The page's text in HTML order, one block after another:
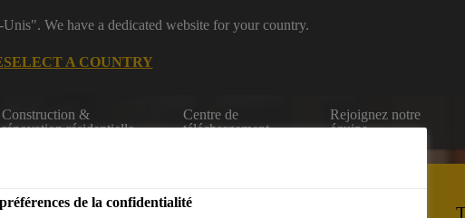
We have a dedicated website for your country.
SELECT A COUNTRY
Construction &
rénovation résidentielle
Centre de
téléchargement
Rejoignez notre
équipe
de la confidentialité